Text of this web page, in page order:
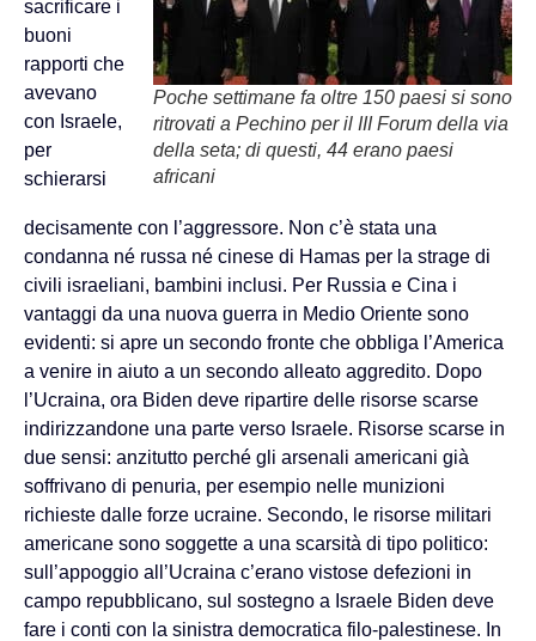
Poche settimane fa oltre 150 paesi si sono
ritrovati a Pechino per il III Forum della via
della seta; di questi, 44 erano paesi
africani
sacrificare i
buoni
rapporti che
avevano
con Israele,
per
schierarsi
decisamente con l’aggressore. Non c’è stata una
condanna né russa né cinese di Hamas per la strage di
civili israeliani, bambini inclusi. Per Russia e Cina i
vantaggi da una nuova guerra in Medio Oriente sono
evidenti: si apre un secondo fronte che obbliga l’America
a venire in aiuto a un secondo alleato aggredito. Dopo
l’Ucraina, ora Biden deve ripartire delle risorse scarse
indirizzandone una parte verso Israele. Risorse scarse in
due sensi: anzitutto perché gli arsenali americani già
soffrivano di penuria, per esempio nelle munizioni
richieste dalle forze ucraine. Secondo, le risorse militari
americane sono soggette a una scarsità di tipo politico:
sull’appoggio all’Ucraina c’erano vistose defezioni in
campo repubblicano, sul sostegno a Israele Biden deve
fare i conti con la sinistra democratica filo-palestinese. In